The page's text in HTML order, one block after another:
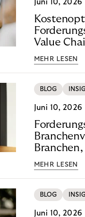
Juni 10, 2026
Value
MEHR LESEN
BLOG
Juni 10, 2026
MEHR LESEN
BLOG
Juni 10, 2026